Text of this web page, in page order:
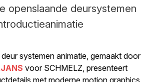
openslaande deursystemen
systemen animatie, gemaakt door
voor SCHMELZ, presenteert
met moderne motion graphics